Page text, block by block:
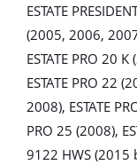
ESTATE
(2005, 2006,
ESTATE PRO 20
ESTATE PRO 22
2008), ESTATE
PRO 25 (2008),
9122 HWS (2015